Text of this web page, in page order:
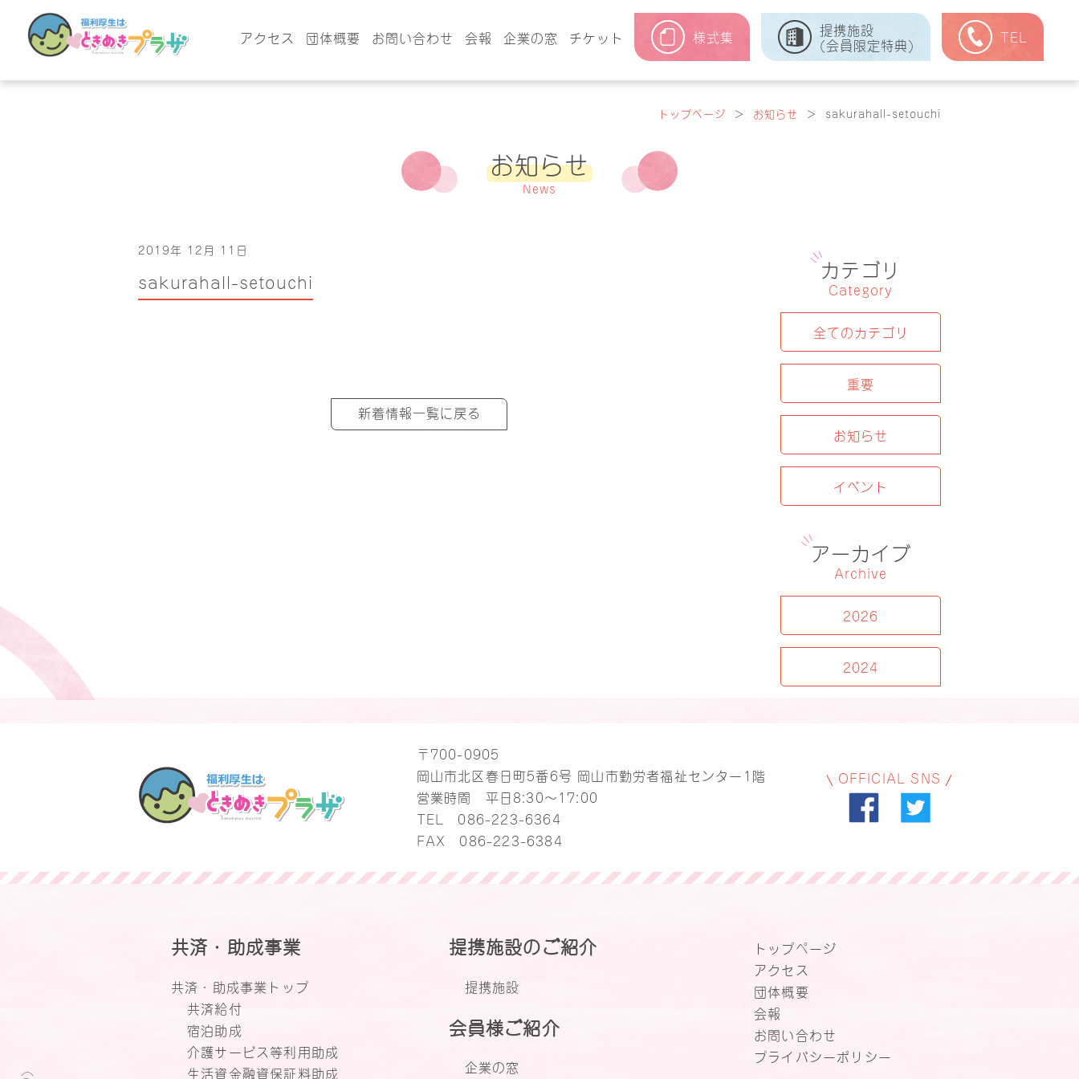
アクセス 団体概要 お問い合わせ 会報 企業の窓 チケット 様式集
提携施設
(会員限定特典)
TEL
トップページ ＞ お知らせ ＞ sakurahall-setouchi
お知らせ
News
2019年 12月 11日
sakurahall-setouchi
新着情報一覧に戻る
カテゴリ
Category
全てのカテゴリ
重要
お知らせ
イベント
アーカイブ
Archive
2026
2024
〒700-0905
岡山市北区春日町5番6号 岡山市勤労者福祉センター1階
営業時間 平日8:30～17:00
TEL 086-223-6364
FAX 086-223-6384
OFFICIAL SNS
共済・助成事業
共済・助成事業トップ
共済給付
宿泊助成
介護サービス等利用助成
生活資金融資保証料助成
提携施設のご紹介
提携施設
会員様ご紹介
企業の窓
トップページ
アクセス
団体概要
会報
お問い合わせ
プライバシーポリシー